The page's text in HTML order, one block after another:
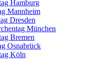
Hamburg
Mannheim
Dresden
München
Bremen
Osnabrück
Köln